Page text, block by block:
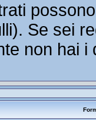
Se sei
non hai